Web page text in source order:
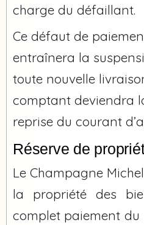
charge du défaillant.
Ce défaut de
entraînera la
toute nouvelle
comptant deviendra
reprise du courant
Réserve de
Le Champagne
la propriété des
complet paiement du